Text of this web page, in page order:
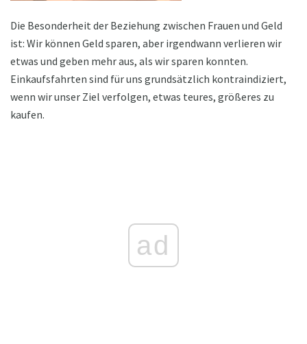
Die Besonderheit der Beziehung zwischen Frauen und Geld
ist: Wir können Geld sparen, aber irgendwann verlieren wir
etwas und geben mehr aus, als wir sparen konnten.
Einkaufsfahrten sind für uns grundsätzlich kontraindiziert,
wenn wir unser Ziel verfolgen, etwas teures, größeres zu
kaufen.
ad